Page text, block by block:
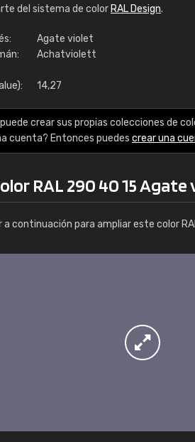
del sistema de color RAL Design.
Agate violet
Achatviolett
14,27
crear sus propias colecciones de
cuenta? Entonces puedes crear una
RAL 290 40 15 Agate
a continuación para ampliar este color